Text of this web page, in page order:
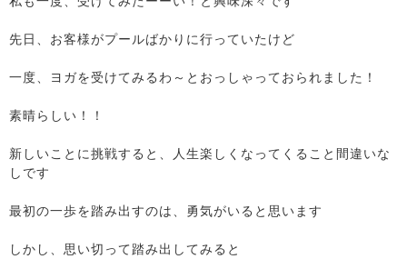
先日、お客様がプールばかりに行っていたけど
一度、ヨガを受けてみるわ～とおっしゃっておられました！
素晴らしい！！
新しいことに挑戦すると、人生楽しくなってくること間違いな
しです
最初の一歩を踏み出すのは、勇気がいると思います
しかし、思い切って踏み出してみると